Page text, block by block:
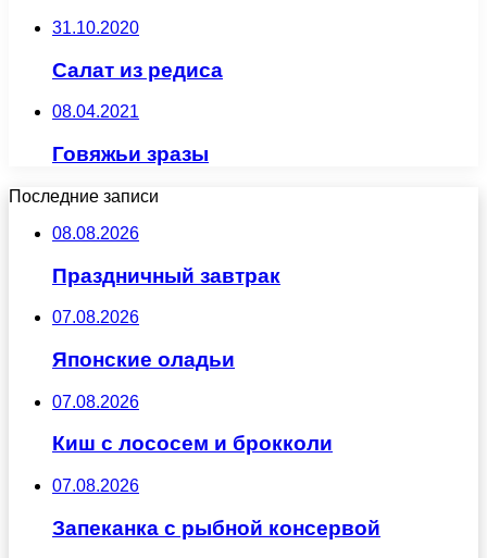
31.10.2020
Салат из редиса
08.04.2021
Говяжьи зразы
Последние записи
08.08.2026
Праздничный завтрак
07.08.2026
Японские оладьи
07.08.2026
Киш с лососем и брокколи
07.08.2026
Запеканка с рыбной консервой